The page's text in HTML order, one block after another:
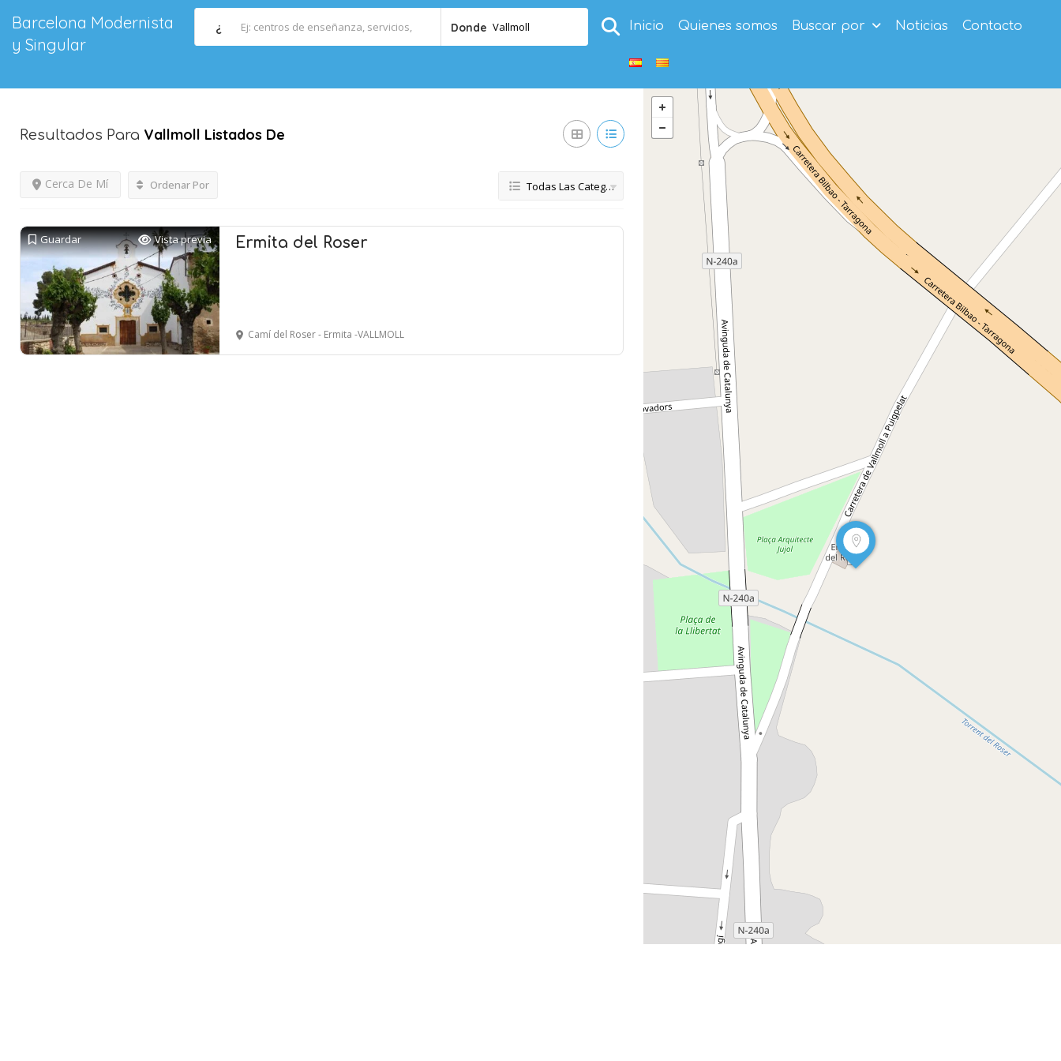
Barcelona Modernista
y Singular
¿ Donde Vallmoll Inicio Quienes somos Buscar por Noticias Contacto
Resultados Para Vallmoll Listados De
Cerca De Mí Ordenar Por Todas Las Categorías
Guardar Vista previa Ermita del Roser
Camí del Roser - Ermita -VALLMOLL